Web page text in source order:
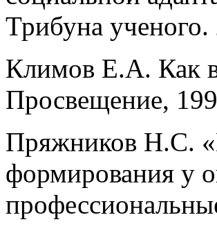
Трибуна
Климов Е.А. Как
Просвещение,
Пряжников Н.С.
формирования у